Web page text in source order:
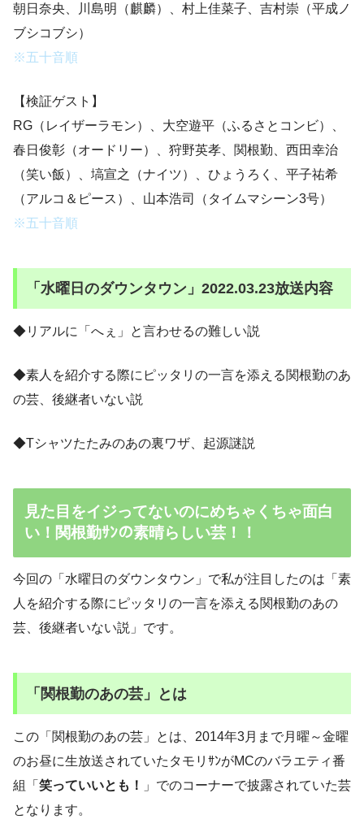
朝日奈央、川島明（麒麟）、村上佳菜子、吉村崇（平成ノ
ブシコブシ）
※五十音順
【検証ゲスト】
RG（レイザーラモン）、大空遊平（ふるさとコンビ）、
春日俊彰（オードリー）、狩野英孝、関根勤、西田幸治
（笑い飯）、塙宣之（ナイツ）、ひょうろく、平子祐希
（アルコ＆ピース）、山本浩司（タイムマシーン3号）
※五十音順
「水曜日のダウンタウン」2022.03.23放送内容
◆リアルに「へぇ」と言わせるの難しい説
◆素人を紹介する際にピッタリの一言を添える関根勤のあ
の芸、後継者いない説
◆Tシャツたたみのあの裏ワザ、起源謎説
見た目をイジってないのにめちゃくちゃ面白
い！関根勤ｻﾝの素晴らしい芸！！
今回の「水曜日のダウンタウン」で私が注目したのは「素
人を紹介する際にピッタリの一言を添える関根勤のあの
芸、後継者いない説」です。
「関根勤のあの芸」とは
この「関根勤のあの芸」とは、2014年3月まで月曜～金曜
のお昼に生放送されていたタモリｻﾝがMCのバラエティ番
組「 笑っていいとも！
」でのコーナーで披露されていた芸
となります。